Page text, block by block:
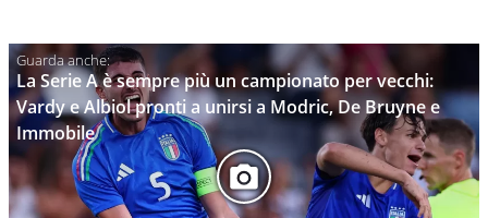
La Serie A è sempre più un campionato per vecchi:
Vardy e Albiol pronti a unirsi a Modric, De Bruyne e
Immobile